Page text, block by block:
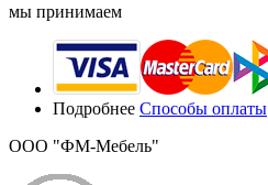
мы принимаем
Подробнее Способы оплаты
ООО "ФМ-Мебель"